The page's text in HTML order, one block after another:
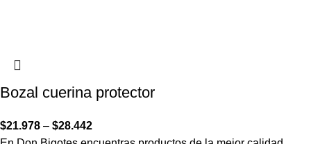
Bozal cuerina protector
$21.978 – $28.442